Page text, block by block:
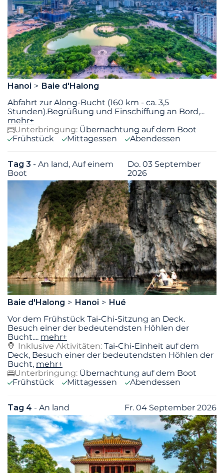
Hanoi
Baie d'Halong
Abfahrt zur Along-Bucht (160 km - ca. 3,5
Stunden).Begrüßung und Einschiffung an Bord,...
mehr+
Unterbringung: Übernachtung auf dem Boot
Frühstück
Mittagessen Abendessen
Tag 3 - An land, Auf einem
Boot
Do. 03 September
2026
Baie d'Halong Hanoi
Hué
Vor dem Frühstück Tai-Chi-Sitzung an Deck.
Besuch einer der bedeutendsten Höhlen der
Bucht.... mehr+
Inklusive Aktivitäten: Tai-Chi-Einheit auf dem
Deck, Besuch einer der bedeutendsten Höhlen der
Bucht, mehr+
Unterbringung: Übernachtung auf dem Boot
Frühstück
Mittagessen Abendessen
Tag 4 - An land Fr. 04 September 2026